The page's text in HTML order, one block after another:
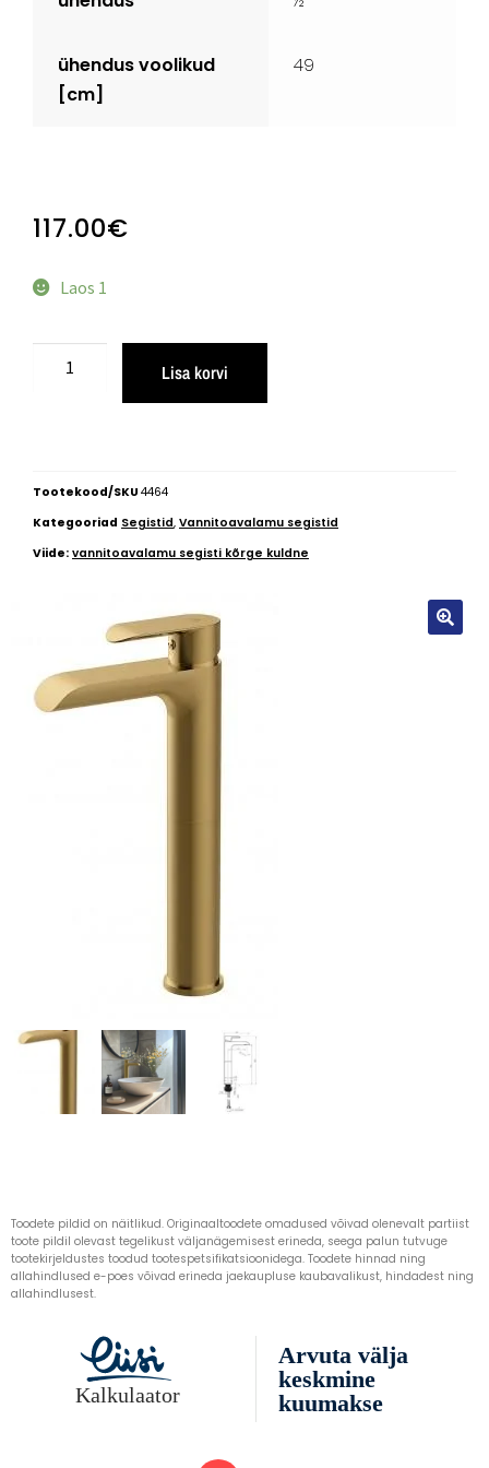
Toodete pildid on näitlikud. Originaaltoodete omadused võivad olenevalt partiist
toote pildil olevast tegelikust väljanägemisest erineda, seega palun tutvuge
tootekirjeldustes toodud tootespetsifikatsioonidega. Toodete hinnad ning
allahindlused e-poes võivad erineda jaekaupluse kaubavalikust, hindadest ning
allahindlusest.
ühendus voolikud
[cm]
49
117.00€
Laos 1
Lisa korvi
Tootekood/SKU 4464
Kategooriad Segistid, Vannitoavalamu segistid
Viide: vannitoavalamu segisti kõrge kuldne